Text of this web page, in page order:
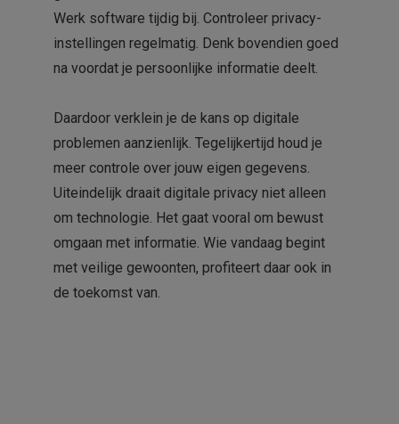
Werk software tijdig bij. Controleer privacy-
instellingen regelmatig. Denk bovendien goed
na voordat je persoonlijke informatie deelt.
Daardoor verklein je de kans op digitale
problemen aanzienlijk. Tegelijkertijd houd je
meer controle over jouw eigen gegevens.
Uiteindelijk draait digitale privacy niet alleen
om technologie. Het gaat vooral om bewust
omgaan met informatie. Wie vandaag begint
met veilige gewoonten, profiteert daar ook in
de toekomst van.